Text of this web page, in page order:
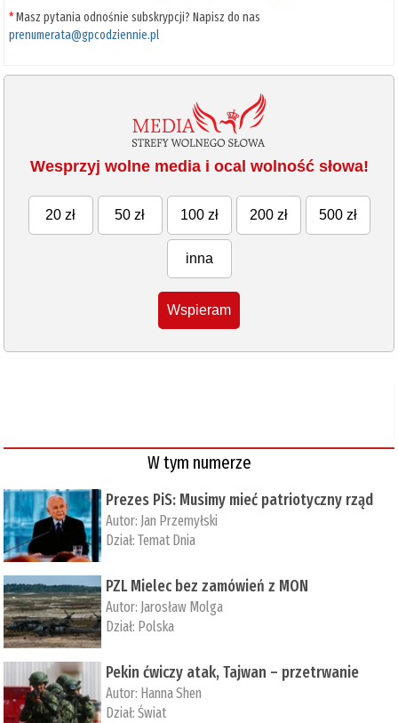
*Masz pytania odnośnie subskrypcji? Napisz do nas
prenumerata@gpcodziennie.pl
Wesprzyj wolne media i ocal wolność słowa!
20 zł 50 zł 100 zł 200 zł 500 zł
inna
Wspieram
W tym numerze
Prezes PiS: Musimy mieć patriotyczny rząd
Autor: Jan Przemyłski
Dział:Temat Dnia
PZL Mielec bez zamówień z MON
Autor: Jarosław Molga
Dział: Polska
Pekin ćwiczy atak, Tajwan – przetrwanie
Autor: ­Hanna Shen
Dział:Świat